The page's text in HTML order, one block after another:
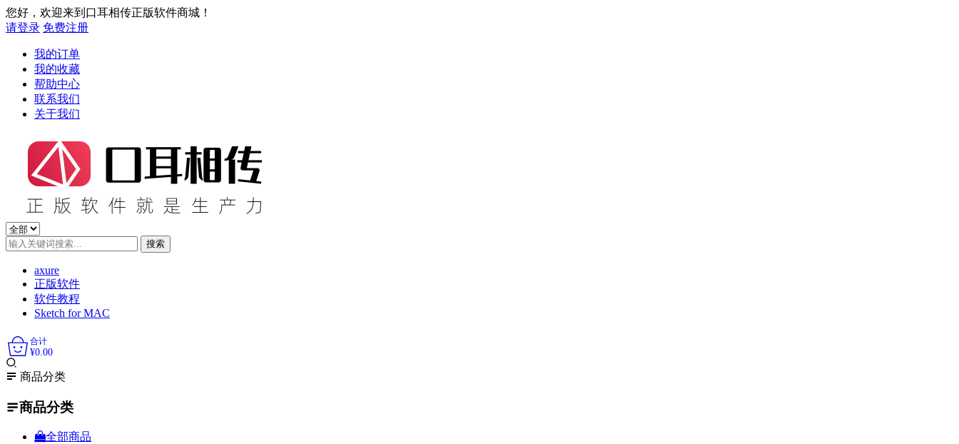
您好，欢迎来到口耳相传正版软件商城！
请登录 免费注册
我的订单
我的收藏
帮助中心
联系我们
关于我们
axure
正版软件
软件教程
Sketch for MAC
0 合计
¥0.00
商品分类
商品分类
全部商品